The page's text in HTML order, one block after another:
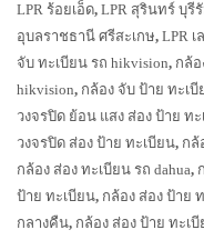
LPR ร้อยเอ็ด, LPR สุรินทร์ บุรี
อุบลราชธานี ศรีสะเกษ, LPR
จับ ทะเบียน รถ hikvision, กล้อ
hikvision, กล้อง จับ ป้าย ทะเบี
วงจรปิด ย้อน แสง ส่อง ป้าย ท
วงจรปิด ส่อง ป้าย ทะเบียน, กล้
กล้อง ส่อง ทะเบียน รถ dahua,
ป้าย ทะเบียน, กล้อง ส่อง ป้าย
กลางคืน, กล้อง ส่อง ป้าย ทะเ